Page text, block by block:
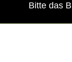
Bitte das